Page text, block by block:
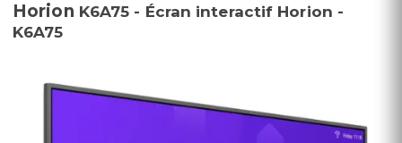
Horion K6A75 - Écran interactif Horion -
K6A75